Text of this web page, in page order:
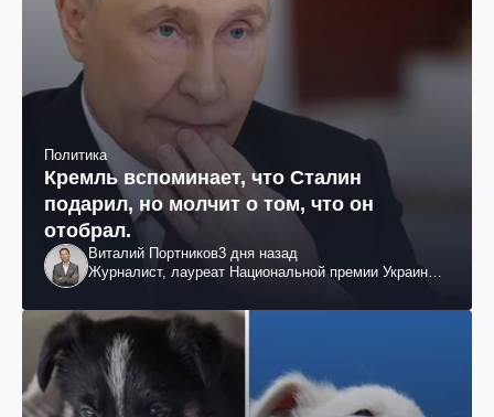
Политика
Кремль вспоминает, что Сталин
подарил, но молчит о том, что он
отобрал.
Виталий Портников3 дня назад
Журналист, лауреат Национальной премии Украины